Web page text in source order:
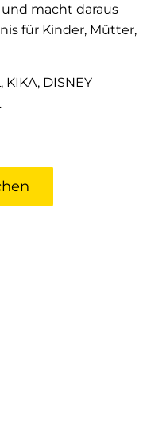
macht daraus
für Kinder, Mütter,
KIKA, DISNEY